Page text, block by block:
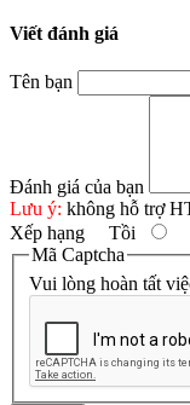
Viết đánh giá
Tên bạn
Đánh giá của bạn
Lưu ý: không hỗ trợ
Xếp hạng Tồi
Mã Captcha
Vui lòng hoàn tất